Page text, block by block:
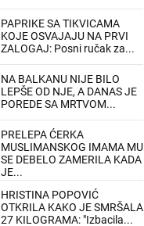
PAPRIKE SA TIKVICAMA
KOJE OSVAJAJU NA PRVI
ZALOGAJ: Posni ručak za...
NA BALKANU NIJE BILO
LEPŠE OD NJE, A DANAS JE
POREDE SA MRTVOM...
PRELEPA ĆERKA
MUSLIMANSKOG IMAMA MU
SE DEBELO ZAMERILA KADA
JE...
HRISTINA POPOVIĆ
OTKRILA KAKO JE SMRŠALA
27 KILOGRAMA: "Izbacila...